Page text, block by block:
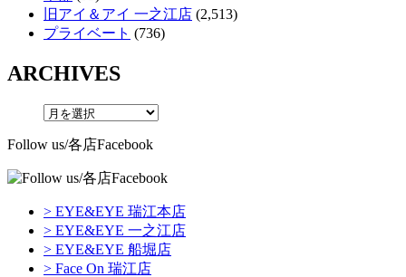
旧アイ＆アイ 一之江店 (2,513)
プライベート (736)
ARCHIVES
Follow us/各店Facebook
> EYE&EYE 瑞江本店
> EYE&EYE 一之江店
> EYE&EYE 船堀店
> Face On 瑞江店